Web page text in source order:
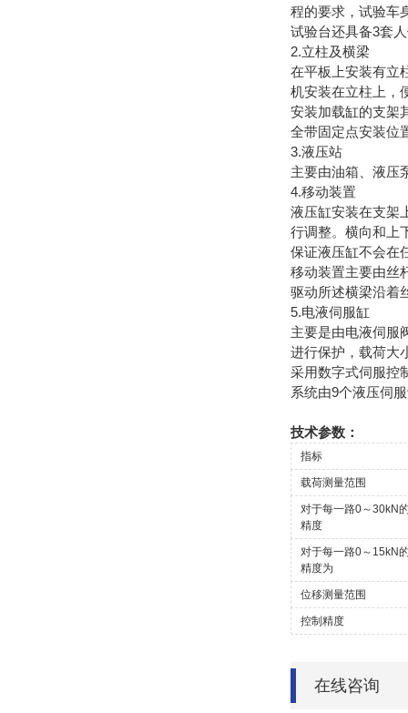
程的要求，试验车
试验台还具备3套
2.立柱及横梁
在平板上安装有立
机安装在立柱上，
安装加载缸的支架
全带固定点安装位
3.液压站
主要由油箱、液压
4.移动装置
液压缸安装在支架
行调整。横向和上
保证液压缸不会在
移动装置主要由丝
驱动所述横梁沿着
5.电液伺服缸
主要是由电液伺服
进行保护，载荷大
采用数字式伺服控
系统由9个液压伺
技术参数：
指标
载荷测量范围
对于每一路0～30kN
精度
对于每一路0～15kN
精度为
位移测量范围
控制精度
在线咨询